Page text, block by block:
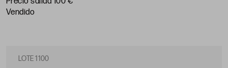
vendido
LOTE 1100